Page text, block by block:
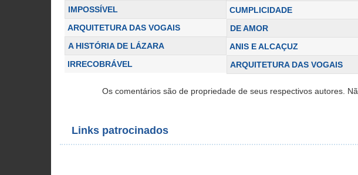
IMPOSSÍVEL
ARQUITETURA DAS VOGAIS
A HISTÓRIA DE LÁZARA
IRRECOBRÁVEL
CUMPLICIDADE
DE AMOR
ANIS E ALCAÇUZ
ARQUITETURA DAS VOGAIS
Os comentários são de propriedade de seus respectivos autores.
Links patrocinados